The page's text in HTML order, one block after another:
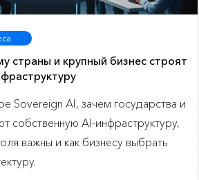
страны и крупный бизнес строят
Sovereign AI, зачем государства и
собственную AI-инфраструктуру,
важны и как бизнесу выбрать